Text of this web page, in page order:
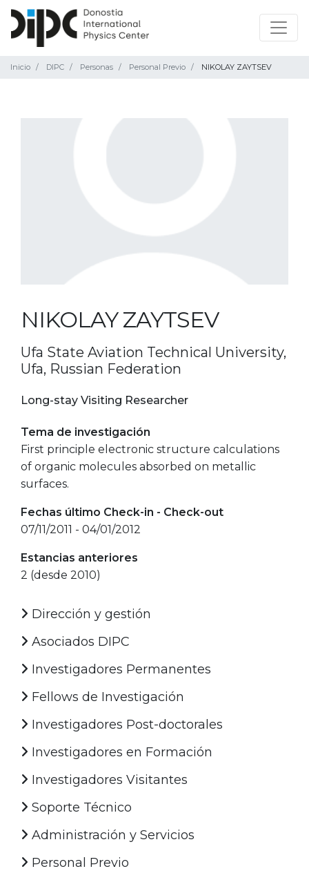
Inicio DIPC Personas Personal Previo NIKOLAY ZAYTSEV
NIKOLAY ZAYTSEV
Ufa State Aviation Technical University,
Ufa, Russian Federation
Long-stay Visiting Researcher
Tema de investigación
First principle electronic structure calculations
of organic molecules absorbed on metallic
surfaces.
Fechas último Check-in - Check-out
07/11/2011 - 04/01/2012
Estancias anteriores
2 (desde 2010)
Dirección y gestión
Asociados DIPC
Investigadores Permanentes
Fellows de Investigación
Investigadores Post-doctorales
Investigadores en Formación
Investigadores Visitantes
Soporte Técnico
Administración y Servicios
Personal Previo